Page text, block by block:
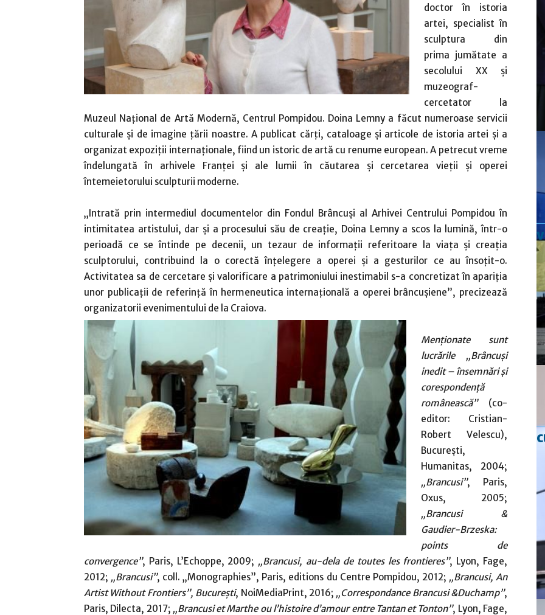
doctor în istoria
artei, specialist în
sculptura din
prima jumătate a
secolului XX și
muzeograf-
cercetator la
Muzeul Național de Artă Modernă, Centrul Pompidou. Doina Lemny a făcut numeroase servicii
culturale şi de imagine ţării noastre. A publicat cărţi, cataloage şi articole de istoria artei şi a
organizat expoziţii internaționale, fiind un istoric de artă cu renume european. A petrecut vreme
îndelungată în arhivele Franţei şi ale lumii în căutarea şi cercetarea vieţii şi operei
întemeietorului sculpturii moderne.
„Intrată prin intermediul documentelor din Fondul Brâncuși al Arhivei Centrului Pompidou în
intimitatea artistului, dar și a procesului său de creație, Doina Lemny a scos la lumină, într-o
perioadă ce se întinde pe decenii, un tezaur de informații referitoare la viața și creaţia
sculptorului, contribuind la o corectă înțelegere a operei și a gesturilor ce au însoțit-o.
Activitatea sa de cercetare și valorificare a patrimoniului inestimabil s-a concretizat în apariția
unor publicații de referință în hermeneutica internațională a operei brâncușiene”, precizează
organizatorii evenimentului de la Craiova.
Menționate sunt
lucrările „Brâncuşi
inedit – însemnări şi
corespondenţă
românească” (co-
editor: Cristian-
Robert Velescu),
Bucureşti,
Humanitas, 2004;
„Brancusi”, Paris,
Oxus, 2005;
„Brancusi &
Gaudier-Brzeska:
points de
convergence”, Paris, L’Echoppe, 2009; „Brancusi, au-dela de toutes les frontieres”, Lyon, Fage,
2012; „Brancusi”, coll. „Monographies”, Paris, editions du Centre Pompidou, 2012; „Brancusi, An
Artist Without Frontiers”, București, NoiMediaPrint, 2016; „Correspondance Brancusi &Duchamp”,
Paris, Dilecta, 2017; „Brancusi et Marthe ou l’histoire d’amour entre Tantan et Tonton”, Lyon, Fage,